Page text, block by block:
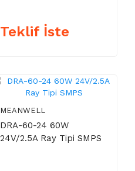
Teklif İste
MEANWELL
DRA-60-24 60W
24V/2.5A Ray Tipi SMPS